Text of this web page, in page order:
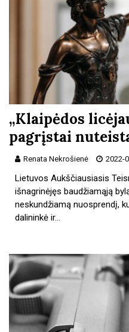
„Klaipėdos
pagrįstai
Renata Nekrošienė 2022-
Lietuvos Aukščiausiasis
išnagrinėjęs baudžiamąją
neskundžiamą nuosprendį,
dalininkė ir…